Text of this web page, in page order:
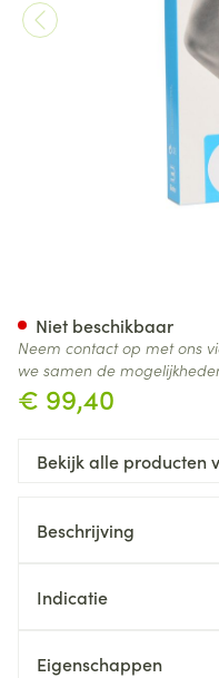
€ 99,40
Niet beschikbaar
Neem contact op met ons
we samen de
Bekijk alle producten
Beschrijving
Indicatie
Eigenschappen